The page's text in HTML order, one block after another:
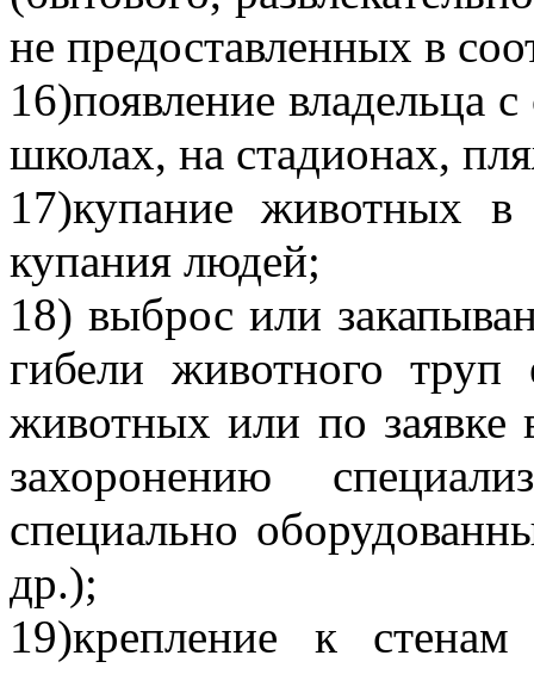
не предоставленных в
16)появление владельца
школах, на стадионах,
17)купание животных в
купания людей;
18) выброс или
гибели животного
животных или по заявке
захоронению
специально
др.);
19)крепление к